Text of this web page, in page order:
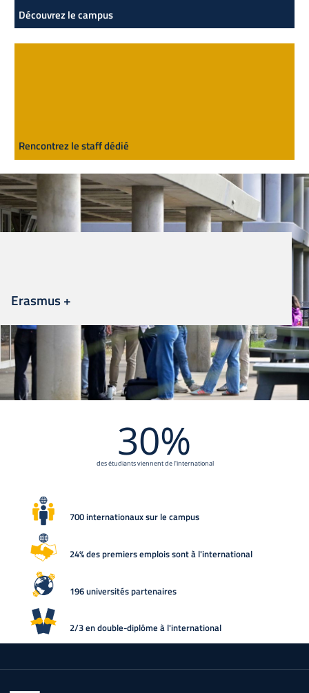
Découvrez le campus
Rencontrez le staff dédié
Erasmus +
700 internationaux sur le campus
24% des premiers emplois sont à l'international
196 universités partenaires
2/3 en double-diplôme à l'international
30%
des étudiants viennent de l'international